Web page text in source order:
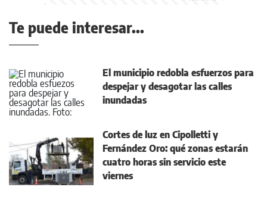
Te puede interesar...
El municipio redobla esfuerzos para
despejar y desagotar las calles
inundadas
Cortes de luz en Cipolletti y
Fernández Oro: qué zonas estarán
cuatro horas sin servicio este
viernes